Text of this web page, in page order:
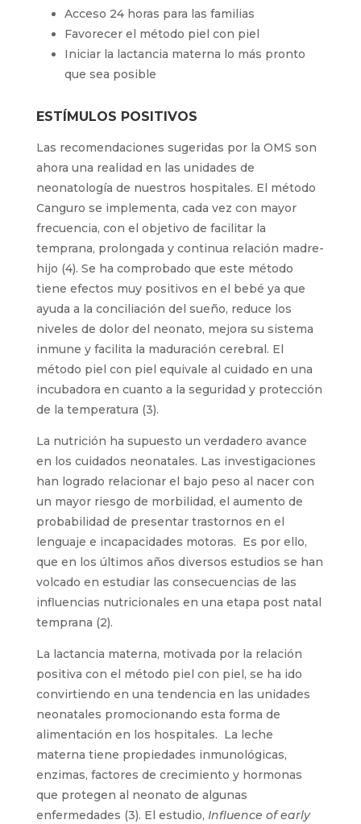
Acceso 24 horas para las familias
Favorecer el método piel con piel
Iniciar la lactancia materna lo más pronto
que sea posible
ESTÍMULOS POSITIVOS
Las recomendaciones sugeridas por la OMS son
ahora una realidad en las unidades de
neonatología de nuestros hospitales. El método
Canguro se implementa, cada vez con mayor
frecuencia, con el objetivo de facilitar la
temprana, prolongada y continua relación madre-
hijo (4). Se ha comprobado que este método
tiene efectos muy positivos en el bebé ya que
ayuda a la conciliación del sueño, reduce los
niveles de dolor del neonato, mejora su sistema
inmune y facilita la maduración cerebral. El
método piel con piel equivale al cuidado en una
incubadora en cuanto a la seguridad y protección
de la temperatura (3).
La nutrición ha supuesto un verdadero avance
en los cuidados neonatales. Las investigaciones
han logrado relacionar el bajo peso al nacer con
un mayor riesgo de morbilidad, el aumento de
probabilidad de presentar trastornos en el
lenguaje e incapacidades motoras. Es por ello,
que en los últimos años diversos estudios se han
volcado en estudiar las consecuencias de las
influencias nutricionales en una etapa post natal
temprana (2).
La lactancia materna, motivada por la relación
positiva con el método piel con piel, se ha ido
convirtiendo en una tendencia en las unidades
neonatales promocionando esta forma de
alimentación en los hospitales. La leche
materna tiene propiedades inmunológicas,
enzimas, factores de crecimiento y hormonas
que protegen al neonato de algunas
enfermedades (3). El estudio, Influence of early